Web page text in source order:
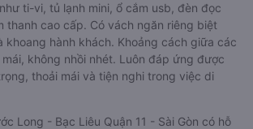
ti-vi, tủ lạnh mini, ổ cắm usb, đèn đọc
thanh cao cấp. Có vách ngăn riêng biệt
khoang hành khách. Khoảng cách giữa các
không nhồi nhét. Luôn đáp ứng được
thoải mái và tiện nghi trong việc di
Long - Bạc Liêu Quận 11 - Sài Gòn có hỗ